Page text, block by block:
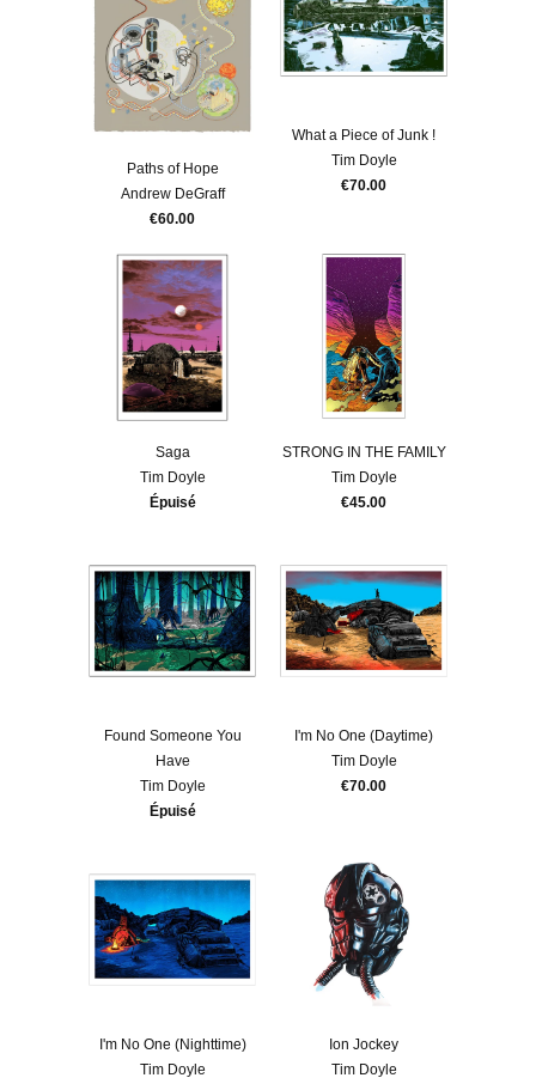
Paths of Hope
Andrew DeGraff
€60.00
What a Piece of Junk !
Tim Doyle
€70.00
Saga
Tim Doyle
Épuisé
STRONG IN THE FAMILY
Tim Doyle
€45.00
Found Someone You
Have
Tim Doyle
Épuisé
I'm No One (Daytime)
Tim Doyle
€70.00
I'm No One (Nighttime)
Tim Doyle
Ion Jockey
Tim Doyle